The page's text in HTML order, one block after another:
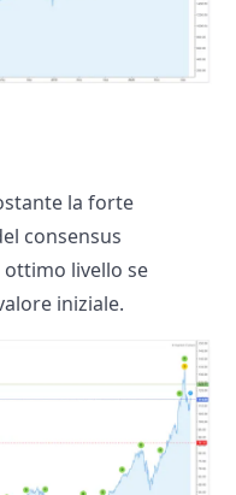
la forte
consensus
livello se
iniziale.